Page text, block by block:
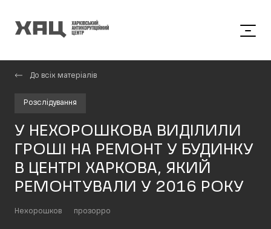
До всіх матеріалів
Розслідування
У НЕХОРОШКОВА ВИДІЛИЛИ
ГРОШІ НА РЕМОНТ У БУДИНКУ
В ЦЕНТРІ ХАРКОВА, ЯКИЙ
РЕМОНТУВАЛИ У 2016 РОКУ
Нехорошков прозорро